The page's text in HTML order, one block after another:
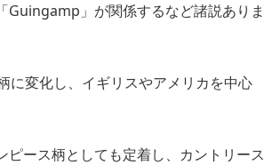
」が関係するなど諸説ありま
に変化し、イギリスやアメリカを中心
ース柄としても定着し、カントリース